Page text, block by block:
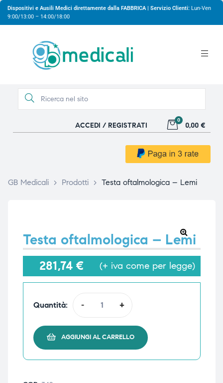
Dispositivi e Ausili Medici direttamente dalla FABBRICA | Servizio Clienti: Lun-Ven
9:00/13:00 – 14:00/18:00
ACCEDI / REGISTRATI
0
0,00 €
GB Medicali > Prodotti > Testa oftalmologica – Lemi
🔍
Testa oftalmologica – Lemi
281,74 € (+ iva come per legge)
Quantità: - +
AGGIUNGI AL CARRELLO